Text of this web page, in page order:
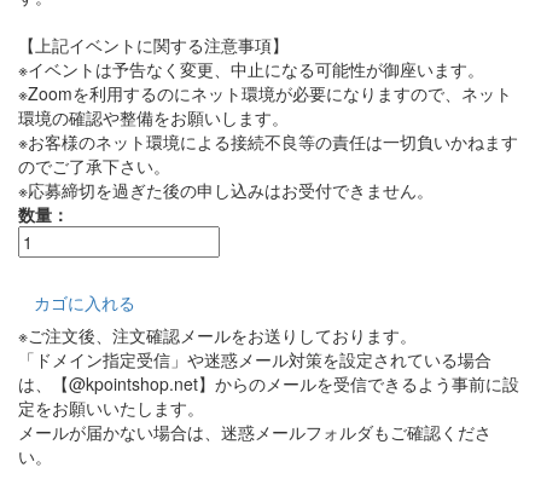
【上記イベントに関する注意事項】
※イベントは予告なく変更、中止になる可能性が御座います。
※Zoomを利用するのにネット環境が必要になりますので、ネット
環境の確認や整備をお願いします。
※お客様のネット環境による接続不良等の責任は一切負いかねます
のでご了承下さい。
※応募締切を過ぎた後の申し込みはお受付できません。
数量：
カゴに入れる
※ご注文後、注文確認メールをお送りしております。
「ドメイン指定受信」や迷惑メール対策を設定されている場合
は、【@kpointshop.net】からのメールを受信できるよう事前に設
定をお願いいたします。
メールが届かない場合は、迷惑メールフォルダもご確認くださ
い。